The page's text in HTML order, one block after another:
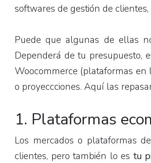
softwares de gestión de
Puede que algunas de ellas
Dependerá de tu presupuesto,
Woocommerce (plataformas en
o proyeccciones. Aquí las
1. Plataformas
Los mercados o plataformas
clientes, pero también lo es tu